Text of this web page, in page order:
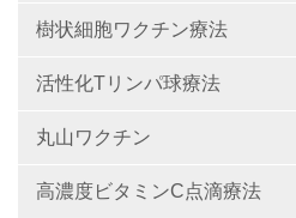
樹状細胞ワクチン療法
活性化Tリンパ球療法
丸山ワクチン
高濃度ビタミンC点滴療法